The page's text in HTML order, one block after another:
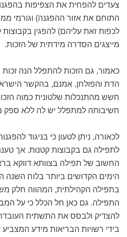
צעדים להפחית את הצפיפות
התוחם את אזור ההפגנה) וגורמי
לכפות זאת עליהם) להפגין בקבוצות
מייצגים הסדרה מידתית של הזכות.
כאמור, גם הזכות להתפלל הנה
הדת והפולחן. אמנם, בהקשר
חשש מהתנכלות שלטונית כמוה
חשיבותה למתפלל יש לה ללא ספק
לכאורה, ניתן לטעון כי בניגוד
לתפילה גם בקבוצות קטנות. אך
החשוב של תפילה בצוותא דווקא
הימים הקדושים ביותר בלוח השנה
בתפילה הקהילתית, המהווה חלק
התפילה. גם כאן חל הכלל כי על
להצדיק ולבסס את התשתית
בידי רשויות הבריאות מידע